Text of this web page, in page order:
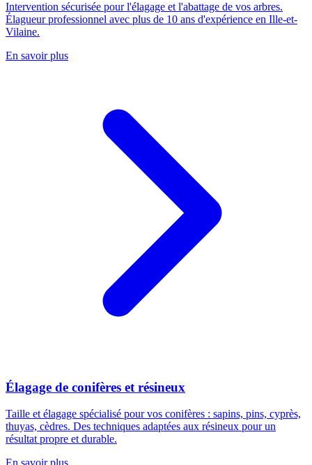
Intervention sécurisée pour l'élagage et l'abattage de vos arbres.
Élagueur professionnel avec plus de 10 ans d'expérience en Ille-et-
Vilaine.
En savoir plus
Élagage de conifères et résineux
Taille et élagage spécialisé pour vos conifères : sapins, pins, cyprès,
thuyas, cèdres. Des techniques adaptées aux résineux pour un
résultat propre et durable.